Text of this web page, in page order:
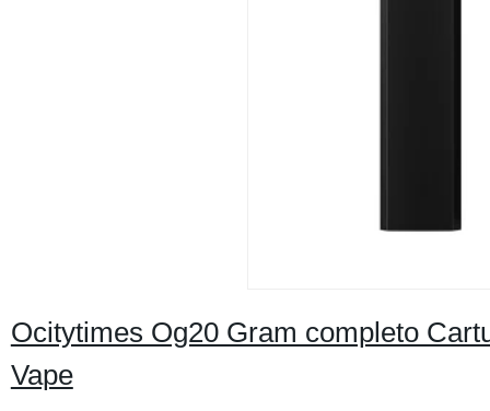
Ocitytimes Og20 Gram completo
Vape